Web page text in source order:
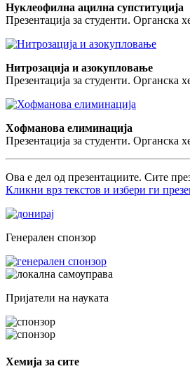
Нуклеофилна ацилна супституција
Презентација за студенти. Органска
Нитрозација и азокупловање
Презентација за студенти. Органска
Хофманова елиминација
Презентација за студенти. Органска
Ова е дел од презентациите. Сите
Кликни врз текстов и избери ги
Генерален спонзор
Пријатели на науката
Хемија за сите